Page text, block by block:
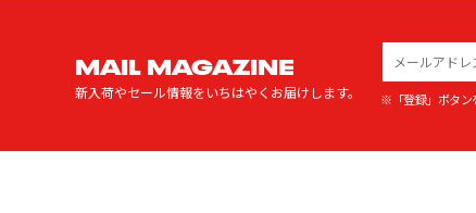
MAIL MAGAZINE
新入荷やセール情報をいちはやくお届けします。 ※「登録」ボタン